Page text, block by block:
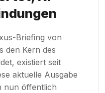
Briefing von
den Kern des
existiert seit
aktuelle Ausgabe
nun öffentlich